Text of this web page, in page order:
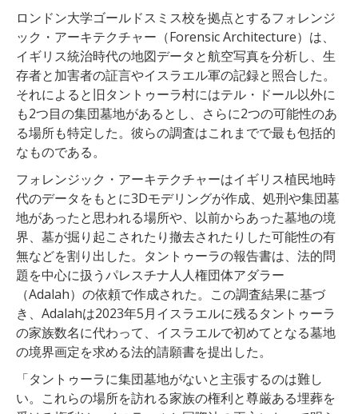
ロンドン大学ゴールドスミス校を拠点とするフォレンジ
ック・アーキテクチャー（Forensic Architecture）は、
イギリス統治時代の地図データと航空写真を分析し、生
存者と加害者の証言やイスラエル軍の記録と照合した。
それによると旧タントゥーラ村にはテル・ドール以外に
も2つ目の集団墓地があるとし、さらに2つの可能性のあ
る場所も特定した。彼らの調査はこれまでで最も包括的
なものである。
フォレンジック・アーキテクチャーはイギリス植民地時
代のデータをもとに3Dモデリングが作成、処刑や集団墓
地があったと思われる場所や、以前からあった墓地の境
界、墓が掘り起こされたり撤去されたりした可能性の有
無などを割り出した。タントゥーラの報告書は、法的問
題を中心に扱うパレスチナ人人権団体アダラー
（Adalah）の依頼で作成された。この調査結果に基づ
き、Adalahは2023年5月イスラエルに残るタントゥーラ
の家族数名に代わって、イスラエルで初めてとなる墓地
の境界画定を求める法的請願書を提出した。
「タントゥーラに集団墓地がないと主張するのは難し
い。これらの場所を訪れる家族の権利と尊厳ある埋葬を